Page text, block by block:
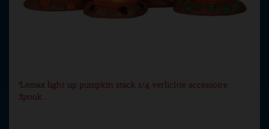
Lemax light up pumpkin stack s/4 verlichte accessoire
Spook…